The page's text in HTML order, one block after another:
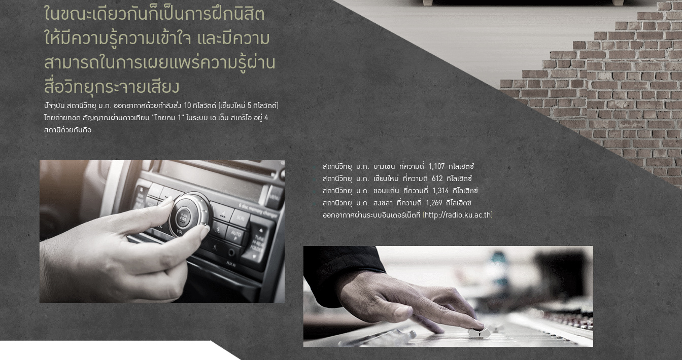
ในขณะเดียวกันก็เป็นการฝึกนิสิต
ให้มีความรู้ความเข้าใจ และมีความ
สามารถในการเผยแพร่ความรู้ผ่าน
สื่อวิทยุกระจายเสียง
ปัจจุบัน สถานีวิทยุ ม.ก. ออกอากาศด้วยกำลังส่ง 10 กิโลวัตต์ (เชียงใหม่ 5 กิโลวัตต์)
โดยถ่ายทอด สัญญาณผ่านดาวเทียม "ไทยคม 1" ในระบบ เอ.เอ็ม.สเตริโอ อยู่ 4
สถานีด้วยกันคือ
สถานีวิทยุ ม.ก. บางเขน ที่ความถี่ 1,107 กิโลเฮิตซ์
สถานีวิทยุ ม.ก. เชียงใหม่ ที่ความถี่ 612 กิโลเฮิตซ์
สถานีวิทยุ ม.ก. ขอนแก่น ที่ความถี่ 1,314 กิโลเฮิตซ์
สถานีวิทยุ ม.ก. สงขลา ที่ความถี่ 1,269 กิโลเฮิตซ์
ออกอากาศผ่านระบบอินเตอร์เน็ตที่ (http://radio.ku.ac.th)